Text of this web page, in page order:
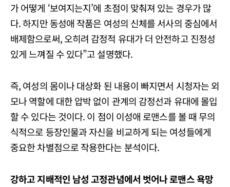
가 어떻게 ‘보여지는지’에 초점이 맞춰져 있는 경우가 많
다. 하지만 동성애 작품은 여성의 신체를 서사의 중심에서
배제함으로써, 오히려 감정적 유대가 더 안전하고 진정성
있게 느껴질 수 있다”고 설명했다.
즉, 여성의 몸이나 대상화 된 내용이 빠지면서 시청자는 외
모나 역할에 대한 압박 없이 관계의 감정선과 유대에 몰입
할 수 있다는 것이다. 이 점이 이성애 로맨스를 볼 때 무의
식적으로 등장인물과 자신을 비교하게 되는 여성들에게
중요한 차별점으로 작용한다는 분석이다.
강하고 지배적인 남성 고정관념에서 벗어나 로맨스 욕망